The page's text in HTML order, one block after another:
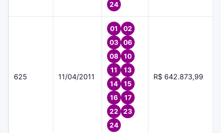
24
625 11/04/2011
01
02
03
06
08
10
11
13
14
15
16
17
22
23
24
R$ 642.873,99